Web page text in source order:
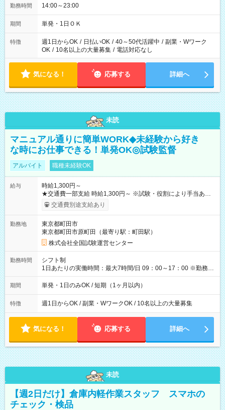
勤務時間 14:00～23:00
期間 単発・1日ＯＫ
特徴 週1日からOK / 日払いOK / 40～50代活躍中 / 副業・Wワーク
OK / 10名以上の大量募集 / 電話対応なし
気になる！ 応募する 詳細へ
未読
マニュアル通りに簡単WORK◆未経験から好き
な時にお仕事できる！単発OK◎試験監督
アルバイト 職種未経験OK
給与
時給1,300円～
★交通費一部支給 時給1,300円～ ※試験・役割により手当あり
※勤務回数により昇給あり 【即給（前払い）オプションあ
り！】 希望される場合、勤務から1週間ほどで給与の一部を受け
例】 ・河合塾模擬試験 8:30～17:30（休憩1時間） 時給1,300円
×8時間＝日収10,400円＋交通費 ※当日の役割により時給＋100
円の場合あり ・国家試験 7:00～13:30（休憩なし） 時給1,300
円（役割手当＋100円）×6時間＝日収8,400円＋交通費 【試用期
間】試用期間なし
交通費別途支給あり
勤務地
東京都町田市
東京都町田市原町田（最寄り駅：町田駅）
株式会社全国試験運営センター
勤務時間
シフト制
1日あたりの実働時間：最大7時間/日 09：00～17：00 ※勤務時
間は 試験により異なります。
期間 単発・1日のみOK / 短期（1ヶ月以内）
特徴 週1日からOK / 副業・WワークOK / 10名以上の大量募集
気になる！ 応募する 詳細へ
未読
【週2日だけ】倉庫内軽作業スタッフ スマホの
チェック・検品